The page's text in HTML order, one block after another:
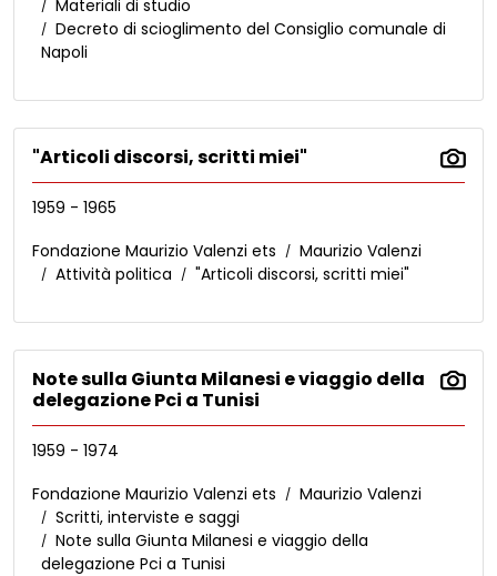
Materiali di studio
Decreto di scioglimento del Consiglio comunale di
Napoli
"Articoli discorsi, scritti miei"
1959 - 1965
Fondazione Maurizio Valenzi ets
Maurizio Valenzi
Attività politica
"Articoli discorsi, scritti miei"
Note sulla Giunta Milanesi e viaggio della
delegazione Pci a Tunisi
1959 - 1974
Fondazione Maurizio Valenzi ets
Maurizio Valenzi
Scritti, interviste e saggi
Note sulla Giunta Milanesi e viaggio della
delegazione Pci a Tunisi